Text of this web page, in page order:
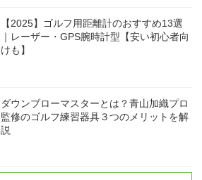
【2025】ゴルフ用距離計のおすすめ13選
｜レーザー・GPS腕時計型【安い初心者向
けも】
ダウンブローマスターとは？青山加織プロ
監修のゴルフ練習器具３つのメリットを解
説